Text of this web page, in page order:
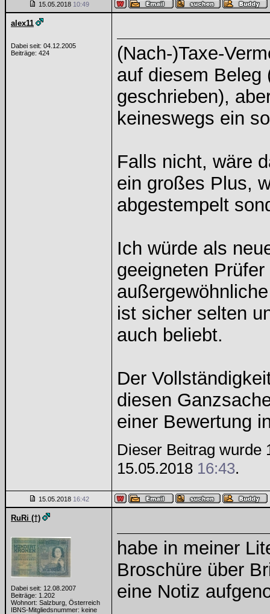
15.05.2018 10:49
alex11
Dabei seit: 04.12.2005
Beiträge: 424
(Nach-)Taxe-
auf diesem Beleg
geschrieben),
keineswegs ein
Falls nicht, wäre
ein großes Plus,
abgestempelt
Ich würde als
geeigneten
ist sicher selten
auch beliebt.
Der
diesen
einer Bewertung
Dieser Beitrag wurde
15.05.2018 16:43.
15.05.2018 16:42
RuRi (†)
Dabei seit: 12.08.2007
Beiträge: 1.202
Wohnort: Salzburg, Österreich
IBNS-Mitgliedsnummer: keine
habe in meiner
Broschüre über
eine Notiz